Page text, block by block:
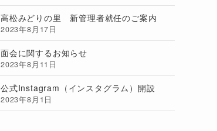
高松みどりの里 新管理者就任のご案内
2023年8月17日
面会に関するお知らせ
2023年8月11日
公式Instagram（インスタグラム）開設
2023年8月1日